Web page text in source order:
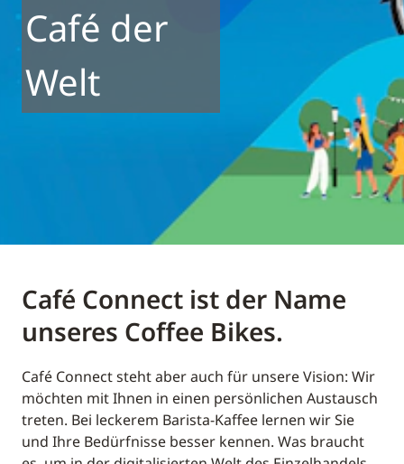
Café der
Welt
Café Connect ist der Name
unseres Coffee Bikes.
Café Connect steht aber auch für unsere Vision: Wir
möchten mit Ihnen in einen persönlichen Austausch
treten. Bei leckerem Barista-Kaffee lernen wir Sie
und Ihre Bedürfnisse besser kennen. Was braucht